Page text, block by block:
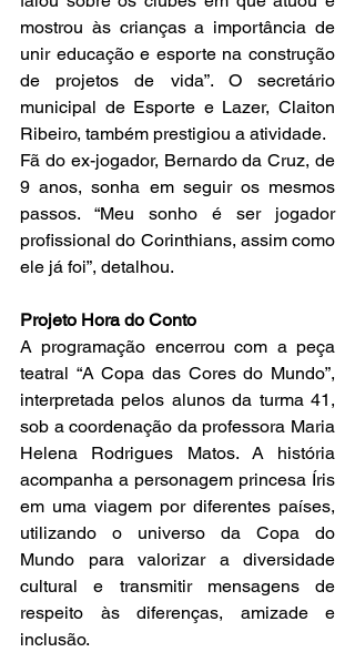
mostrou às crianças a importância de
unir educação e esporte na construção
de projetos de vida”. O secretário
municipal de Esporte e Lazer, Claiton
Ribeiro, também prestigiou a atividade.
Fã do ex-jogador, Bernardo da Cruz, de
9 anos, sonha em seguir os mesmos
passos. “Meu sonho é ser jogador
profissional do Corinthians, assim como
ele já foi”, detalhou.
Projeto Hora do Conto
A programação encerrou com a peça
teatral “A Copa das Cores do Mundo”,
interpretada pelos alunos da turma 41,
sob a coordenação da professora Maria
Helena Rodrigues Matos. A história
acompanha a personagem princesa Íris
em uma viagem por diferentes países,
utilizando o universo da Copa do
Mundo para valorizar a diversidade
cultural e transmitir mensagens de
respeito às diferenças, amizade e
inclusão.